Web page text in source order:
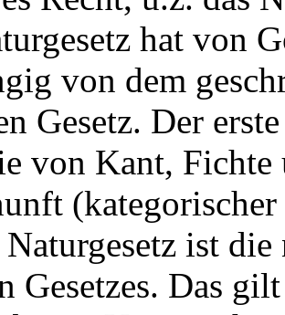
hat von
von dem
Gesetz. Der
von Kant,
ist
Gesetzes. Das